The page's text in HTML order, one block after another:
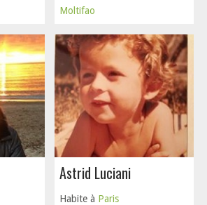
Moltifao
Astrid Luciani
Habite à Paris